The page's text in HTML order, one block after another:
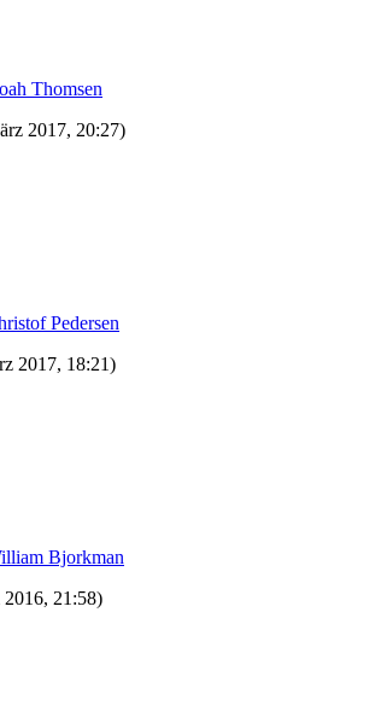
Thomsen
2017, 20:27)
Pedersen
2017, 18:21)
Bjorkman
2016, 21:58)